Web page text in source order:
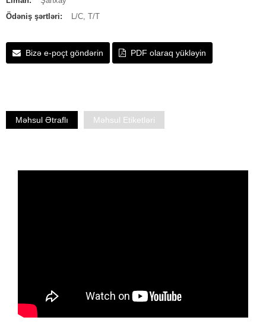
Ödəniş şərtləri:
L/C, T/T
Bizə e-poçt göndərin PDF olaraq yükləyin
Məhsul Ətraflı Məhsul Etiketləri